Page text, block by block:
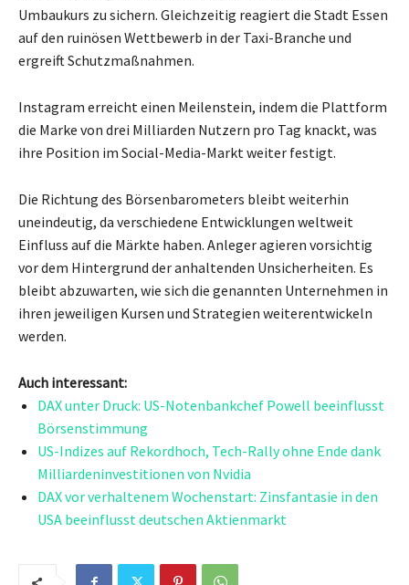
Umbaukurs zu sichern. Gleichzeitig reagiert die Stadt Essen
auf den ruinösen Wettbewerb in der Taxi-Branche und
ergreift Schutzmaßnahmen.
Instagram erreicht einen Meilenstein, indem die Plattform
die Marke von drei Milliarden Nutzern pro Tag knackt, was
ihre Position im Social-Media-Markt weiter festigt.
Die Richtung des Börsenbarometers bleibt weiterhin
uneindeutig, da verschiedene Entwicklungen weltweit
Einfluss auf die Märkte haben. Anleger agieren vorsichtig
vor dem Hintergrund der anhaltenden Unsicherheiten. Es
bleibt abzuwarten, wie sich die genannten Unternehmen in
ihren jeweiligen Kursen und Strategien weiterentwickeln
werden.
Auch interessant:
DAX unter Druck: US-Notenbankchef Powell beeinflusst
Börsenstimmung
US-Indizes auf Rekordhoch, Tech-Rally ohne Ende dank
Milliardeninvestitionen von Nvidia
DAX vor verhaltenem Wochenstart: Zinsfantasie in den
USA beeinflusst deutschen Aktienmarkt